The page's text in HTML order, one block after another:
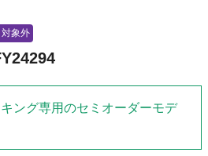
象外
ング専用のセミオーダーモデ